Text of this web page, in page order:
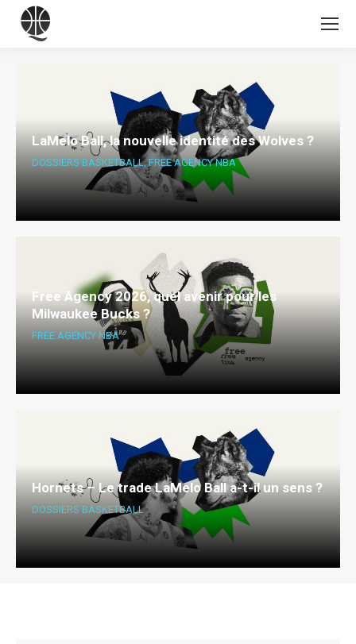
LaMelo Ball, la nouvelle identité des Wolves ?
DOSSIERS BASKETBALL,FREE AGENCY NBA
Free Agency 2026, quel avenir pour les
Milwaukee Bucks ?
FREE AGENCY NBA
Hornets – Le trade LaMelo Ball a-t-il un sens ?
DOSSIERS BASKETBALL